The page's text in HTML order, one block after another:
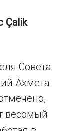
Çalik
Совета
Ахмета
весомый